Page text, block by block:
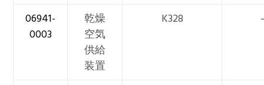
06941-
0003
乾燥
空気
供給
装置
K328